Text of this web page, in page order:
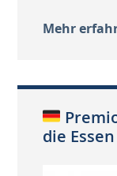
Mehr
die